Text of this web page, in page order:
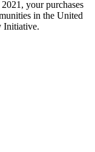
your purchases
in the United
Initiative.